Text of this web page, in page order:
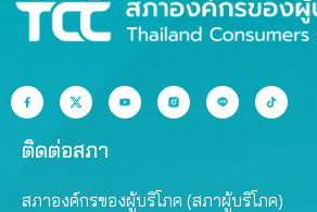
ติดต่อสภา
สภาองค์กรของผู้บริโภค (สภาผู้บริโภค)